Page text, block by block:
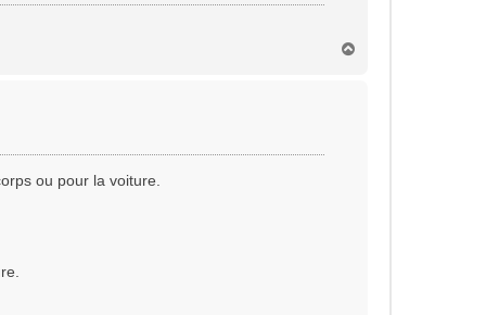
ou pour la voiture.